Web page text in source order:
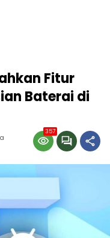
Fitur
Baterai di
357